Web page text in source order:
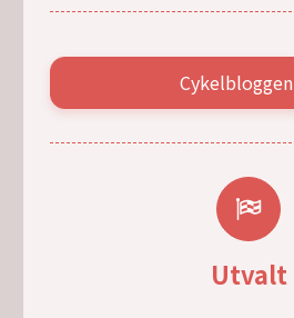
Cykelbloggen
Utvalt